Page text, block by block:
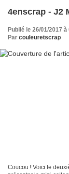
4enscrap - J2
Publié le 26/01/2017 à
Par couleuretscrap
Coucou ! Voici le